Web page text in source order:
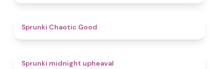
Sprunki Chaotic Good
Sprunki midnight upheaval